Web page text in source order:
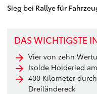
Sieg bei Rallye für
DAS WICHTIGSTE
Vier von zehn
Isolde Holderied
400 Kilometer
Dreiländereck